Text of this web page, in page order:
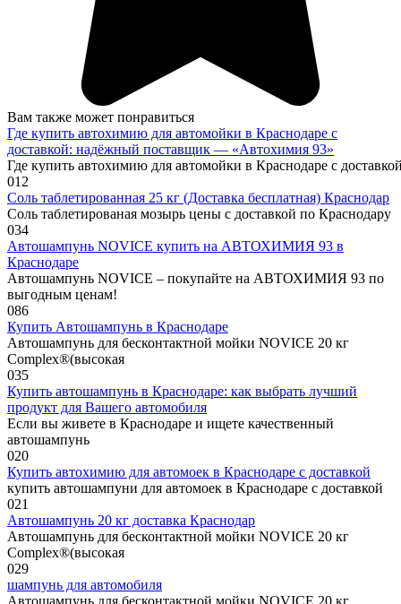
Вам также может понравиться
Где купить автохимию для автомойки в Краснодаре с
доставкой: надёжный поставщик — «Автохимия 93»
Где купить автохимию для автомойки в Краснодаре с
012
Соль таблетированная 25 кг (Доставка бесплатная) Краснодар
Соль таблетированая мозырь цены с доставкой по Краснодару
034
Автошампунь NOVICE купить на АВТОХИМИЯ 93 в
Краснодаре
Автошампунь NOVICE – покупайте на АВТОХИМИЯ 93 по
выгодным ценам!
086
Купить Автошампунь в Краснодаре
Автошампунь для бесконтактной мойки NOVICE 20 кг
Complex®(высокая
035
Купить автошампунь в Краснодаре: как выбрать лучший
продукт для Вашего автомобиля
Если вы живете в Краснодаре и ищете качественный
автошампунь
020
Купить автохимию для автомоек в Краснодаре с доставкой
купить автошампуни для автомоек в Краснодаре с доставкой
021
Автошампунь 20 кг доставка Краснодар
Автошампунь для бесконтактной мойки NOVICE 20 кг
Complex®(высокая
029
шампунь для автомобиля
Автошампунь для бесконтактной мойки NOVICE 20 кг